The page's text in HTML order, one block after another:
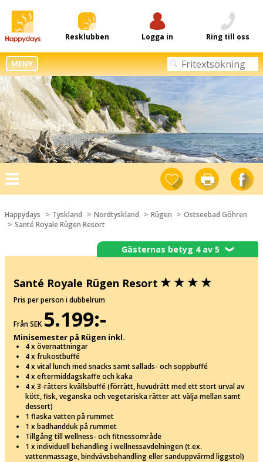
Resklubben Logga in Ring till oss
MENY
Toggle
navigation
Happydays Tyskland Nordtyskland Rügen
Ostseebad Göhren
Santé Royale Rügen Resort
Gästernas betyg 4 av 5❯
Santé Royale Rügen Resort
Pris per person i dubbelrum
Från SEK 5.199:-
Minisemester på Rügen inkl.
4 x övernattningar
4 x frukostbuffé
4 x vital lunch med snacks samt sallads- och soppbuffé
4 x eftermiddagskaffe och kaka
4 x 3-rätters kvällsbuffé (förrätt, huvudrätt med ett stort urval av
kött, fisk, veganska och vegetariska rätter att välja mellan samt
dessert)
1 flaska vatten på rummet
1 x badhandduk på rummet
Tillgång till wellness- och fitnessområde
1 x individuell behandling i wellnessavdelningen (t.ex.
vattenmassage, bindvävsbehandling eller sanduppvärmd liggstol)